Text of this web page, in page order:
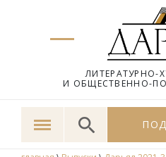
ЛИТЕРАТУРНО-
И ОБЩЕСТВЕННО-